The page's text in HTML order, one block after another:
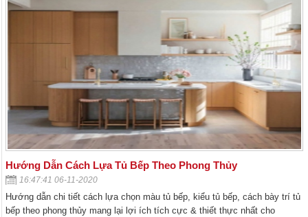
Hướng Dẫn Cách Lựa Tủ Bếp Theo Phong Thủy
16:47:41 06-11-2020
Hướng dẫn chi tiết cách lựa chọn màu tủ bếp, kiểu tủ bếp, cách bày trí tủ
bếp theo phong thủy mang lại lợi ích tích cực & thiết thực nhất cho